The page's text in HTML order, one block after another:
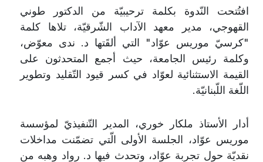
افتُتحت النّدوة بكلمة ترحيبيّة من الدكتور طوني
القهوجي، مدير معهد الآداب الشّرقيّة، تلاها كلمة
"كرسيّ موريس عوّاد" التي ألقَتها د. ندى معوّض،
وكلمة رئيس الجامعة، حيث أجمع المتحدثون على
القيمة الاستثنائية لعوّاد في كسر قيود التّقليد وتطوير
اللّغة اللّبنانيّة.
أدار الأستاذ ملكار خوري، المدير التّنفيذيّ لمؤسسة
موريس عوّاد، الجلسة الأولى الّتي تضمّنت مداخلات
نقديّة حول تجربة عوّاد، وتحدث فيها د. رواد وهبه من